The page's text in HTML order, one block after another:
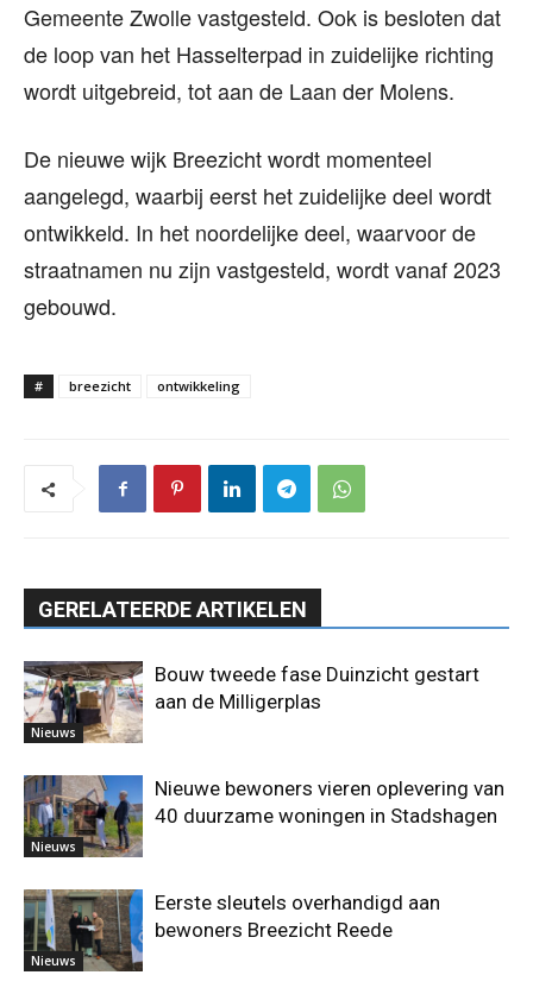
Gemeente Zwolle vastgesteld. Ook is besloten dat
de loop van het Hasselterpad in zuidelijke richting
wordt uitgebreid, tot aan de Laan der Molens.
De nieuwe wijk Breezicht wordt momenteel
aangelegd, waarbij eerst het zuidelijke deel wordt
ontwikkeld. In het noordelijke deel, waarvoor de
straatnamen nu zijn vastgesteld, wordt vanaf 2023
gebouwd.
# breezicht ontwikkeling
GERELATEERDE ARTIKELEN
Nieuws
Bouw tweede fase Duinzicht gestart
aan de Milligerplas
Nieuws
Nieuwe bewoners vieren oplevering van
40 duurzame woningen in Stadshagen
Nieuws
Eerste sleutels overhandigd aan
bewoners Breezicht Reede